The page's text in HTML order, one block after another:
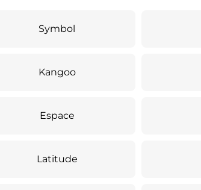
Symbol
Kangoo
Espace
Latitude